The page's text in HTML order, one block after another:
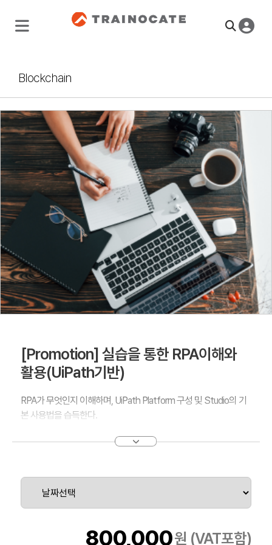
Blockchain
[Promotion] 실습을 통한 RPA이해와
활용(UiPath기반)
RPA가 무엇인지 이해하며, UiPath Platform 구성 및 Studio의 기
본 사용법을 습득한다.
800,000원 (VAT포함)